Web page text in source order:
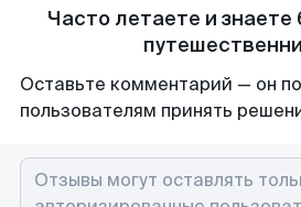
Часто летаете и знаете
Оставьте комментарий — он
пользователям принять